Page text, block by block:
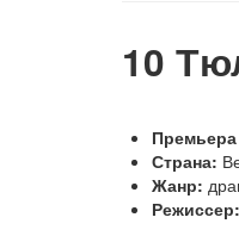
10
Страна:
Жанр:
Режиссер: